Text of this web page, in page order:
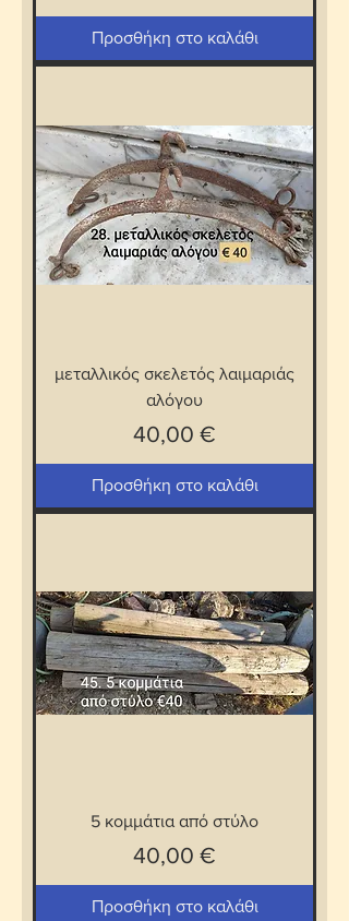
Προσθήκη στο καλάθι
μεταλλικός σκελετός λαιμαριάς
αλόγου
Τιμή
40,00 €
Προσθήκη στο καλάθι
5 κομμάτια από στύλο
Τιμή
40,00 €
Προσθήκη στο καλάθι